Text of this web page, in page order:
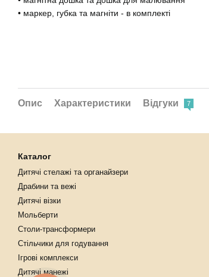
• маркер, губка та магніти - в комплекті
Опис Характеристики Відгуки 7
Каталог
Дитячі стелажі та органайзери
Драбини та вежі
Дитячі візки
Мольберти
Столи-трансформери
Стільчики для годування
Ігрові комплекси
Дитячі манежі